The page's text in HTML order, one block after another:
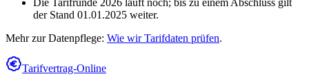
der Stand 01.01.2025 weiter.
Mehr zur Datenpflege: Wie wir Tarifdaten prüfen.
Tarifvertrag-Online